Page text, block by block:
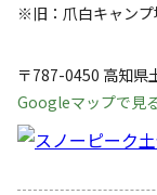
※旧：爪白キャンプ
〒787-0450 高知県
Googleマップで見